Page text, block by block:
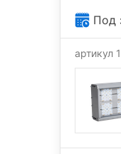
Под
артикул